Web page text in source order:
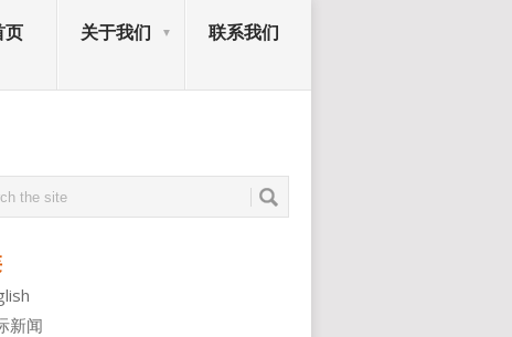
页 关于我们 联系我们
新闻